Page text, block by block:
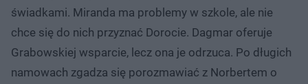
świadkami. Miranda ma problemy w szkole, ale nie
chce się do nich przyznać Dorocie. Dagmar oferuje
Grabowskiej wsparcie, lecz ona je odrzuca. Po długich
namowach zgadza się porozmawiać z Norbertem o